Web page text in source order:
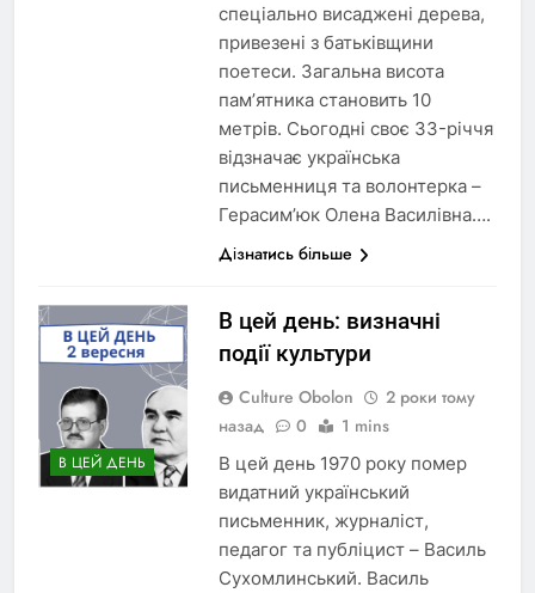
спеціально висаджені дерева,
привезені з батьківщини
поетеси. Загальна висота
пам’ятника становить 10
метрів. Сьогодні своє 33-річчя
відзначає українська
письменниця та волонтерка –
Герасим’юк Олена Василівна….
Дізнатись більше
В ЦЕЙ ДЕНЬ
В цей день: визначні
події культури
Culture Obolon
2 роки тому
назад
0 1 mins
В цей день 1970 року помер
видатний український
письменник, журналіст,
педагог та публіцист – Василь
Сухомлинський. Василь